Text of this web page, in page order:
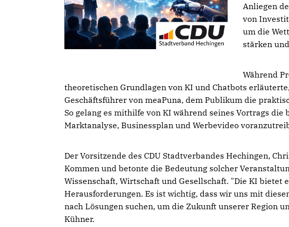
Anliegen
von
um die
stärken
Während
theoretischen Grundlagen von KI und Chatbots
Geschäftsführer von meaPuna, dem Publikum die
So gelang es mithilfe von KI während seines Vortrags
Marktanalyse, Businessplan und Werbevideo
Der Vorsitzende des CDU Stadtverbandes Hechingen,
Kommen und betonte die Bedeutung solcher
Wissenschaft, Wirtschaft und Gesellschaft. "Die KI bietet
Herausforderungen. Es ist wichtig, dass wir uns mit
nach Lösungen suchen, um die Zukunft unserer Region
Kühner.